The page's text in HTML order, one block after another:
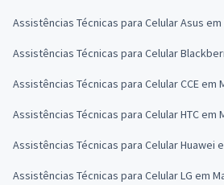
Assistências Técnicas para Celular Asus em
Assistências Técnicas para Celular
Assistências Técnicas para Celular CCE em
Assistências Técnicas para Celular HTC em
Assistências Técnicas para Celular Huawei
Assistências Técnicas para Celular LG em